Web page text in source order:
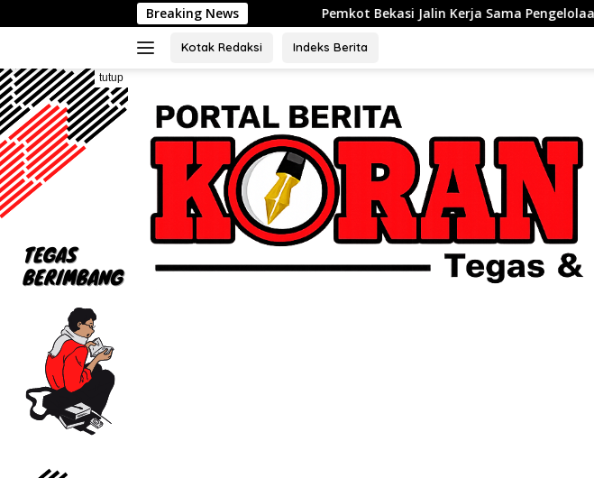
ke
Breaking News
Pemkot Bekasi Jalin Kerja Sama Pengelolaan Sampah dengan TNI AD
Kotak Redaksi Indeks Berita
tutup